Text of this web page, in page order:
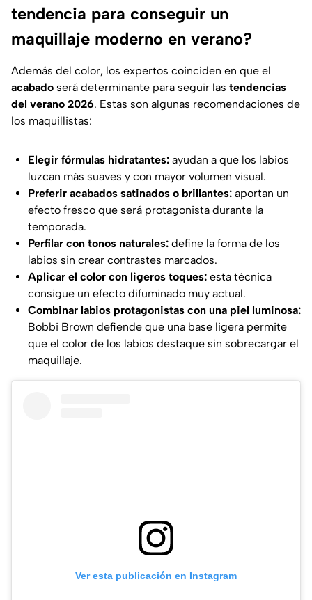
tendencia para conseguir un
maquillaje moderno en verano?
Además del color, los expertos coinciden en que el
acabado será determinante para seguir las tendencias
del verano 2026. Estas son algunas recomendaciones de
los maquillistas:
Elegir fórmulas hidratantes: ayudan a que los labios
luzcan más suaves y con mayor volumen visual.
Preferir acabados satinados o brillantes: aportan un
efecto fresco que será protagonista durante la
temporada.
Perfilar con tonos naturales: define la forma de los
labios sin crear contrastes marcados.
Aplicar el color con ligeros toques: esta técnica
consigue un efecto difuminado muy actual.
Combinar labios protagonistas con una piel luminosa:
Bobbi Brown defiende que una base ligera permite
que el color de los labios destaque sin sobrecargar el
maquillaje.
Ver esta publicación en Instagram